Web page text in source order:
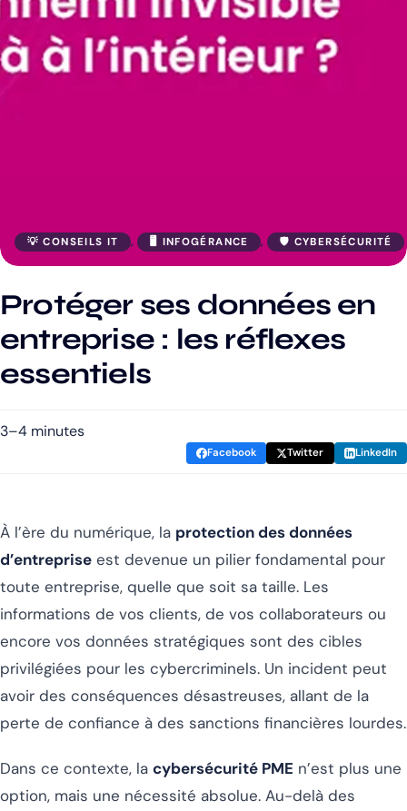
💡 CONSEILS IT , 🖥️ INFOGÉRANCE , 🛡️ CYBERSÉCURITÉ
Protéger ses données en
entreprise : les réflexes
essentiels
3–4 minutes
Facebook Twitter LinkedIn
À l’ère du numérique, la protection des données
d’entreprise est devenue un pilier fondamental pour
toute entreprise, quelle que soit sa taille. Les
informations de vos clients, de vos collaborateurs ou
encore vos données stratégiques sont des cibles
privilégiées pour les cybercriminels. Un incident peut
avoir des conséquences désastreuses, allant de la
perte de confiance à des sanctions financières lourdes.
Dans ce contexte, la cybersécurité PME n’est plus une
option, mais une nécessité absolue. Au-delà des